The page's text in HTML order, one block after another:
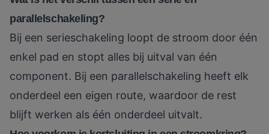
parallelschakeling?
Bij een serieschakeling loopt de stroom door één
enkel pad en stopt alles bij uitval van één
component. Bij een parallelschakeling heeft elk
onderdeel een eigen route, waardoor de rest
blijft werken als één onderdeel uitvalt.